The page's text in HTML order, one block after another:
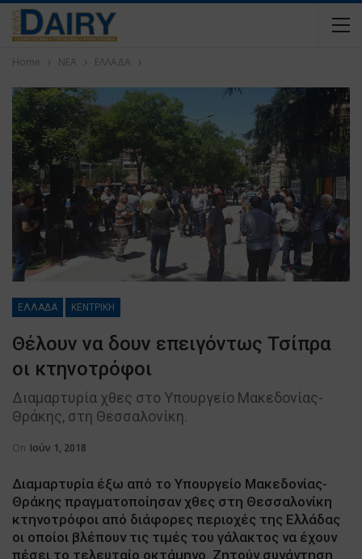
Home ΝΕΑ ΕΛΛΑΔΑ
ΕΛΛΑΔΑ ΚΕΝΤΡΙΚΗ
Θέλουν να δουν επειγόντως Τσίπρα
οι κτηνοτρόφοι
Διαμαρτυρία χθες στο Υπουργείο Μακεδονίας-
Θράκης, στη Θεσσαλονίκη.
On Ιούν 1, 2018
Διαμαρτυρία έξω από το Υπουργείο Μακεδονίας-
Θράκης πραγματοποίησαν χθες στη Θεσσαλονίκη
κτηνοτρόφοι από διάφορες περιοχές της Ελλάδας
οι οποίοι βλέπουν τις τιμές του γάλακτος να έχουν
πέσει το τελευταίο οκτάμηνο. Ζητούν συνάντηση